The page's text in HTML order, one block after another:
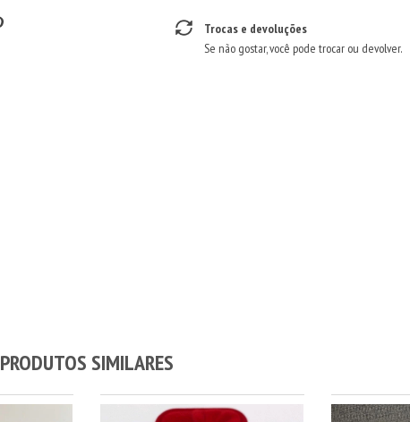
Trocas e devoluções
Se não gostar, você pode trocar ou devolver.
PRODUTOS SIMILARES